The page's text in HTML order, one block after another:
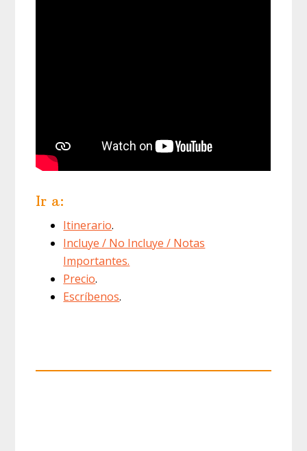
Ir a:
Itinerario.
Incluye / No Incluye / Notas
Importantes.
Precio.
Escríbenos.